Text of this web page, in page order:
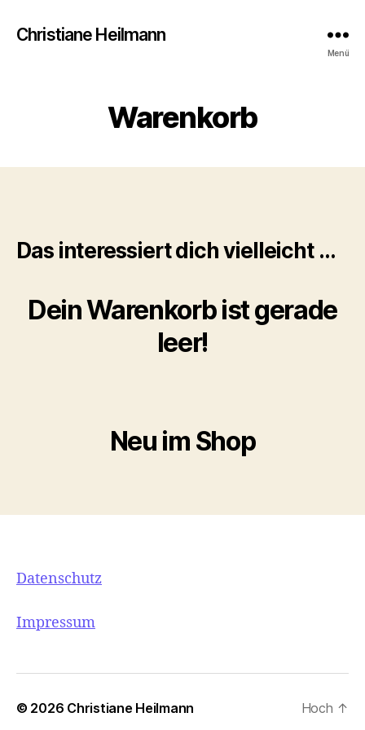
Christiane Heilmann
Menü
Warenkorb
Das interessiert dich vielleicht …
Dein Warenkorb ist gerade
leer!
Neu im Shop
Datenschutz
Impressum
© 2026 Christiane Heilmann Hoch ↑